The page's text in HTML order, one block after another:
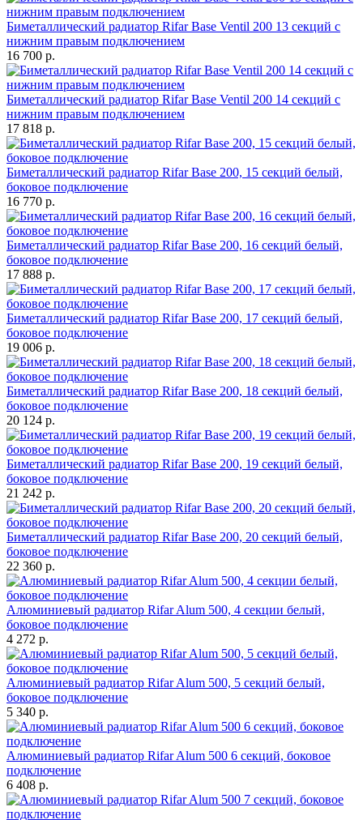
Биметаллический радиатор Rifar Base Ventil 200 13 секций с
нижним правым подключением
16 700 р.
Биметаллический радиатор Rifar Base Ventil 200 14 секций с
нижним правым подключением
17 818 р.
Биметаллический радиатор Rifar Base 200, 15 секций белый,
боковое подключение
16 770 р.
Биметаллический радиатор Rifar Base 200, 16 секций белый,
боковое подключение
17 888 р.
Биметаллический радиатор Rifar Base 200, 17 секций белый,
боковое подключение
19 006 р.
Биметаллический радиатор Rifar Base 200, 18 секций белый,
боковое подключение
20 124 р.
Биметаллический радиатор Rifar Base 200, 19 секций белый,
боковое подключение
21 242 р.
Биметаллический радиатор Rifar Base 200, 20 секций белый,
боковое подключение
22 360 р.
Алюминиевый радиатор Rifar Alum 500, 4 секции белый,
боковое подключение
4 272 р.
Алюминиевый радиатор Rifar Alum 500, 5 секций белый,
боковое подключение
5 340 р.
Алюминиевый радиатор Rifar Alum 500 6 секций, боковое
подключение
6 408 р.